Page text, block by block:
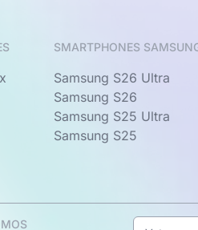
SMARTPHONES
Samsung S26 Ultra
Samsung S26
Samsung S25 Ultra
Samsung S25